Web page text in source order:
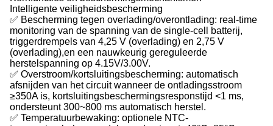
Intelligente veiligheidsbescherming
✅ Bescherming tegen overlading/overontlading: real-time
monitoring van de spanning van de single-cell batterij,
triggerdrempels van 4,25 V (overlading) en 2,75 V
(overlading),en een nauwkeurig gereguleerde
herstelspanning op 4.15V/3.00V.
✅ Overstroom/kortsluitingsbescherming: automatisch
afsnijden van het circuit wanneer de ontladingsstroom
≥350A is, kortsluitingsbeschermingsresponstijd <1 ms,
ondersteunt 300~800 ms automatisch herstel.
✅ Temperatuurbewaking: optionele NTC-